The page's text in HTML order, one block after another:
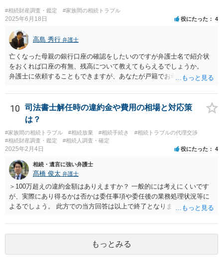
#相続財産調査・鑑定 #家族間の相続トラブル
2025年6月18日 役にたった 4
高島 秀行 弁護士
亡くなった母親の銀行口座の確認をしたいのですが弁護士名で紹介状
をおくれば口座の有無、残高について教えてもらえるでしょうか。
弁護士に依頼することもできますが、あなたが戸籍でお母さんの相続
高は教えてくれると思います。 自分ではよくわからないということ
であれば、弁護士に相談し依頼されたら良いと思います。
10
司法書士解任時の違約金や費用の相場と対応策
は？
#家族間の相続トラブル #相続放棄 #相続手続き
#相続トラブルの代理交渉
#相続財産調査・鑑定
#相続人調査・確定
2025年2月4日 役にたった 4
相続・遺言に強い弁護士
髙橋 俊太 弁護士
＞100万超えの違約金額はありえますか？ 一般的には考えにくいです
が、実際にあり得るかは否かは委任事項や委任後の業務処理状況等に
よるでしょう。 此方での当方回答は以上で終了となりますが、参考に
もっとみる